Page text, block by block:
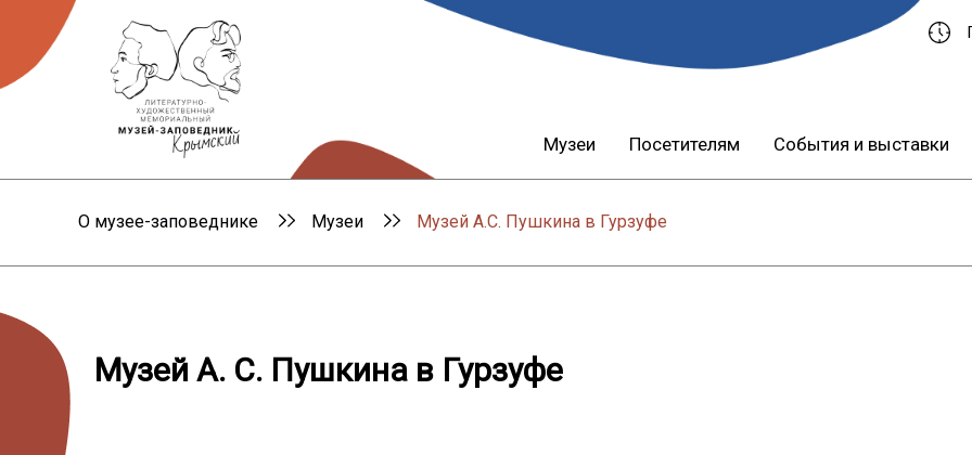
Музеи Посетителям События и выставки
О музее-заповеднике Музеи Музей А.С. Пушкина в Гурзуфе
Музей А. С. Пушкина в Гурзуфе